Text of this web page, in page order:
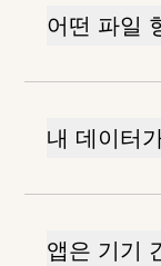
어떤 파일
내 데이터
앱은 기기